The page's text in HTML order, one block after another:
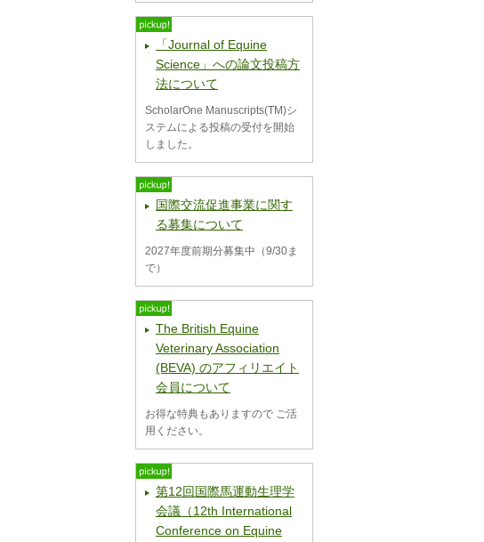
「Journal of Equine
Science」への論文投稿方
法について
ScholarOne Manuscripts(TM)シ
ステムによる投稿の受付を開始
しました。
国際交流促進事業に関す
る募集について
2027年度前期分募集中（9/30ま
で）
The British Equine
Veterinary Association
(BEVA) のアフィリエイト
会員について
お得な特典もありますので ご活
用ください。
第12回国際馬運動生理学
会議（12th International
Conference on Equine